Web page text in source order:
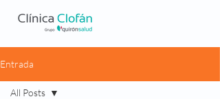
Entrada
All Posts